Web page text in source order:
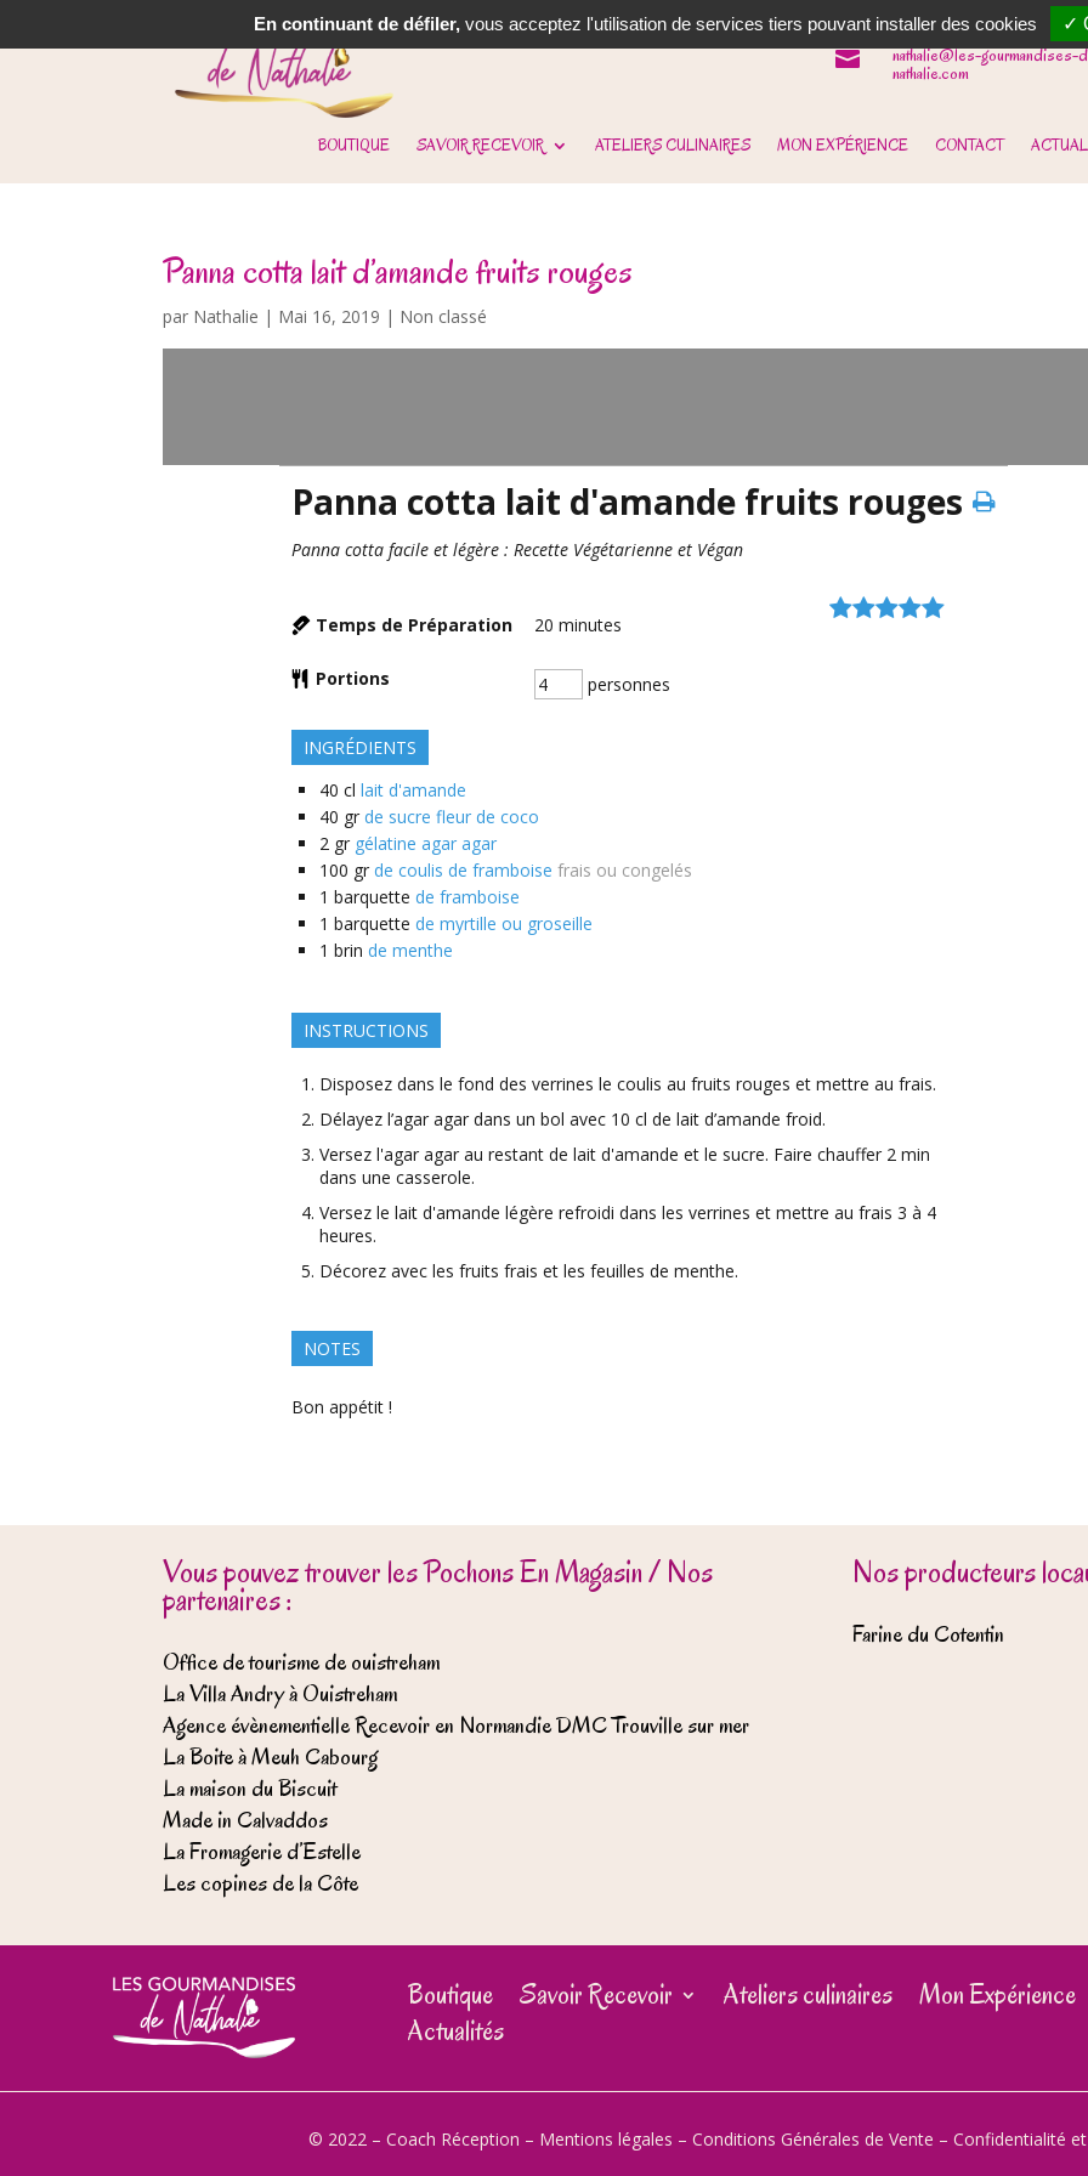

06 62 31 14 90

nathalie@les-gourmandises-
nathalie.com
BOUTIQUE SAVOIR RECEVOIR ATELIERS CULINAIRES MON EXPÉRIENCE CONTACT
Panna cotta lait d’amande fruits rouges
par Nathalie | Mai 16, 2019 | Non classé
Panna cotta lait d'amande fruits rouges
Panna cotta facile et légère : Recette Végétarienne et Végan
Temps de Préparation 20 minutes
Portions personnes
INGRÉDIENTS
40 cl lait d'amande
40 gr de sucre fleur de coco
2 gr gélatine agar agar
100 gr de coulis de framboise frais ou congelés
1 barquette de framboise
1 barquette de myrtille ou groseille
1 brin de menthe
INSTRUCTIONS
Disposez dans le fond des verrines le coulis au fruits rouges et mettre au frais.
Délayez l’agar agar dans un bol avec 10 cl de lait d’amande froid.
Versez l'agar agar au restant de lait d'amande et le sucre. Faire chauffer 2 min
dans une casserole.
Versez le lait d'amande légère refroidi dans les verrines et mettre au frais 3 à 4
heures.
Décorez avec les fruits frais et les feuilles de menthe.
NOTES
Bon appétit !
Vous pouvez trouver les Pochons En Magasin / Nos
partenaires :
Office de tourisme de ouistreham
La Villa Andry à Ouistreham
Agence évènementielle Recevoir en Normandie DMC Trouville sur mer
La Boite à Meuh Cabourg
La maison du Biscuit
Made in Calvaddos
La Fromagerie d’Estelle
Les copines de la Côte
Nos producteurs
Farine du Cotentin
Boutique Savoir Recevoir Ateliers culinaires
Mon Expérience
Actualités
© 2022 – Coach Réception – Mentions légales – Conditions Générales de Vente – Confidentialité
En continuant de défiler, vous acceptez l'utilisation de services tiers pouvant installer des cookies ✓